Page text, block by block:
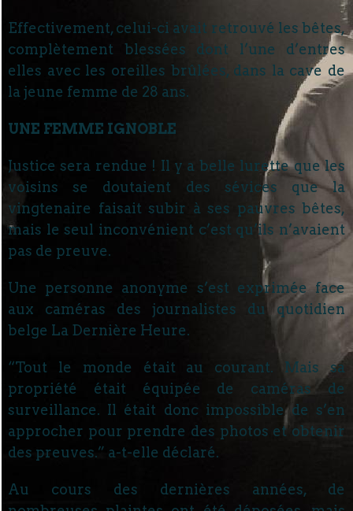
Effectivement, celui-ci avait retrouvé les bêtes,
complètement blessées dont l’une d’entres
elles avec les oreilles brûlées, dans la cave de
la jeune femme de 28 ans.
UNE FEMME IGNOBLE
Justice sera rendue ! Il y a belle lurette que les
voisins se doutaient des sévices que la
vingtenaire faisait subir à ses pauvres bêtes,
mais le seul inconvénient c’est qu’ils n’avaient
pas de preuve.
Une personne anonyme s’est exprimée face
aux caméras des journalistes du quotidien
belge La Dernière Heure.
“Tout le monde était au courant. Mais sa
propriété était équipée de caméras de
surveillance. Il était donc impossible de s’en
approcher pour prendre des photos et obtenir
des preuves.” a-t-elle déclaré.
Au cours des dernières années, de